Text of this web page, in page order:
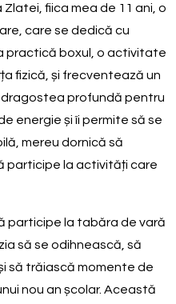
Zlatei, fiica mea de 11 ani, o
care se dedică cu
practică boxul, o activitate
fizică, și frecventează un
dragostea profundă pentru
energie și îi permite să se
mereu dornică să
participe la activități care
participe la tabăra de vară
să se odihnească, să
să trăiască momente de
nou an școlar. Această